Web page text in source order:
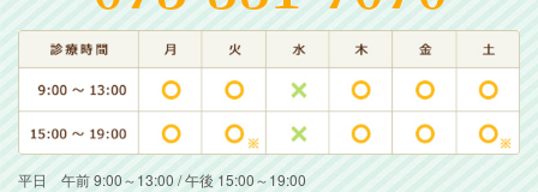
平日 午前 9:00～13:00 / 午後 15:00～19:00